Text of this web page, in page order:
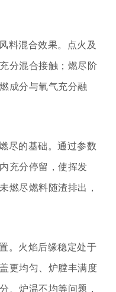
料混合效果。点火及
分混合接触；燃尽阶
成分与氧气充分融
尽的基础。通过参数
充分停留，使挥发
燃尽燃料随渣排出，
。火焰后缘稳定处于
更均匀、炉膛丰满度
、炉温不均等问题，